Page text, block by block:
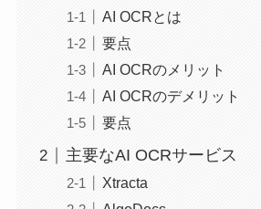
AI OCRとは
要点
AI OCRのメリット
AI OCRのデメリット
要点
主要なAI OCRサービス
Xtracta